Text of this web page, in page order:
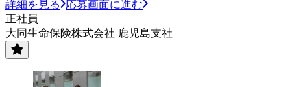
詳細を見る
応募画面に進む
正社員
大同生命保険株式会社 鹿児島支社